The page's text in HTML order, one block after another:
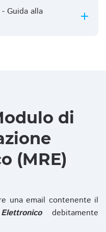
- Guida alla
di
(MRE)
una email contenente il
debitamente